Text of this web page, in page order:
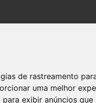
de rastreamento
uma melhor
para exibir anúncios